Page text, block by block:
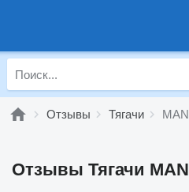
Отзывы Тягачи MAN
Отзывы Тягачи MAN